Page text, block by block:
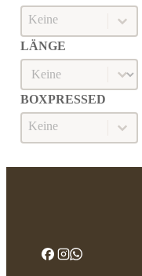
RINGMASS
Ringmaß
LÄNGE
LÄNGE
Länge
BOXPRESSED
BOXPRESSED
Boxpressed